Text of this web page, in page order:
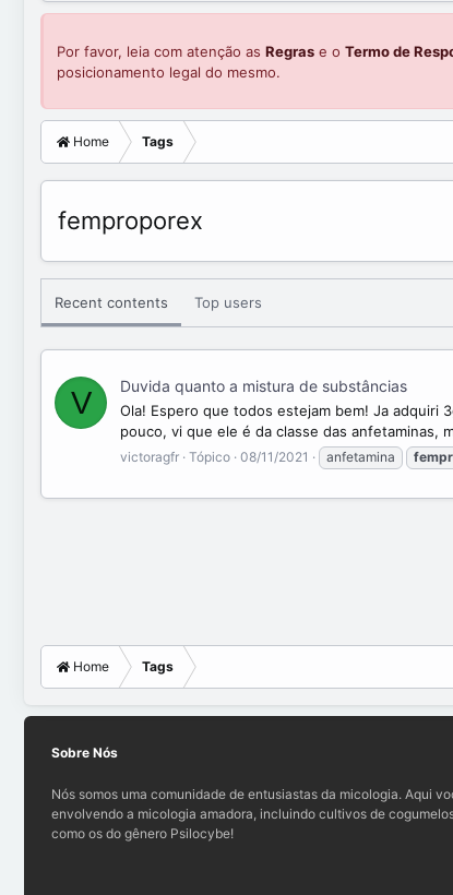
Por favor, leia com atenção as Regras e o Termo de
posicionamento legal do mesmo.
Home Tags
femproporex
Recent contents Top users
V Duvida quanto a mistura de substâncias
Ola! Espero que todos estejam bem! Ja adquiri
pouco, vi que ele é da classe das anfetaminas,
victoragfr Tópico 08/11/2021 anfetamina
Home Tags
Sobre Nós
Nós somos uma comunidade de entusiastas da micologia. Aqui
envolvendo a micologia amadora, incluindo cultivos de
como os do gênero Psilocybe!